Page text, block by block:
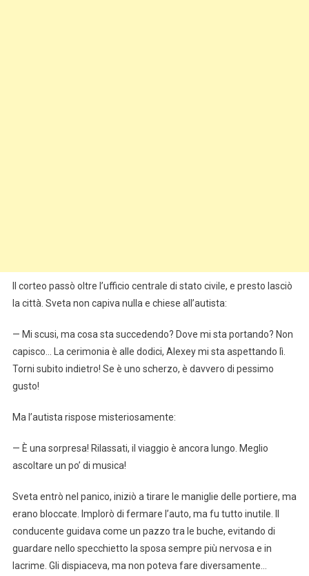
Il corteo passò oltre l’ufficio centrale di stato civile, e presto lasciò
la città. Sveta non capiva nulla e chiese all’autista:
— Mi scusi, ma cosa sta succedendo? Dove mi sta portando? Non
capisco… La cerimonia è alle dodici, Alexey mi sta aspettando lì.
Torni subito indietro! Se è uno scherzo, è davvero di pessimo
gusto!
Ma l’autista rispose misteriosamente:
— È una sorpresa! Rilassati, il viaggio è ancora lungo. Meglio
ascoltare un po’ di musica!
Sveta entrò nel panico, iniziò a tirare le maniglie delle portiere, ma
erano bloccate. Implorò di fermare l’auto, ma fu tutto inutile. Il
conducente guidava come un pazzo tra le buche, evitando di
guardare nello specchietto la sposa sempre più nervosa e in
lacrime. Gli dispiaceva, ma non poteva fare diversamente…